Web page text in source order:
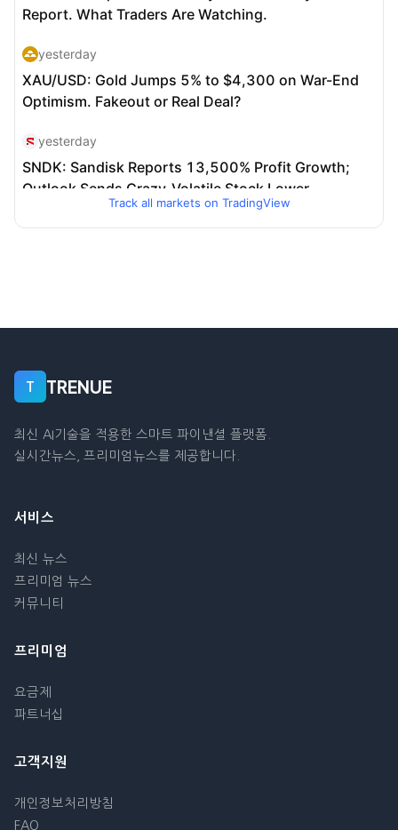
Track all markets on TradingView
T TRENUE
최신 AI기술을 적용한 스마트 파이낸셜 플랫폼.
실시간뉴스, 프리미엄뉴스를 제공합니다.
서비스
최신 뉴스
프리미엄 뉴스
커뮤니티
프리미엄
요금제
파트너십
고객지원
개인정보처리방침
FAQ